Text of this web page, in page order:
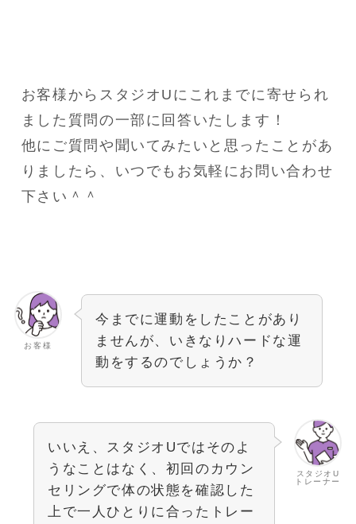
お客様からスタジオUにこれまでに寄せられ
ました質問の一部に回答いたします！
他にご質問や聞いてみたいと思ったことがあ
りましたら、いつでもお気軽にお問い合わせ
下さい＾＾
お客様
今までに運動をしたことがあり
ませんが、いきなりハードな運
動をするのでしょうか？
スタジオU
トレーナー
いいえ、スタジオUではそのよ
うなことはなく、初回のカウン
セリングで体の状態を確認した
上で一人ひとりに合ったトレー